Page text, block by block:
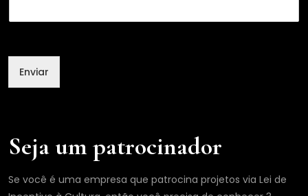
Enviar
Seja um patrocinador
Se você é uma empresa que patrocina projetos via Lei de